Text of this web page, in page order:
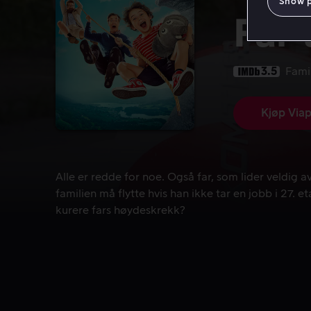
3.5
Kjøp
Alle er redde for noe. Også far, som lider veldig
Alle er redde for noe. Også far, som lider veldig
familien må flytte hvis han ikke tar en jobb i 27.
kurere fars høydeskrekk?